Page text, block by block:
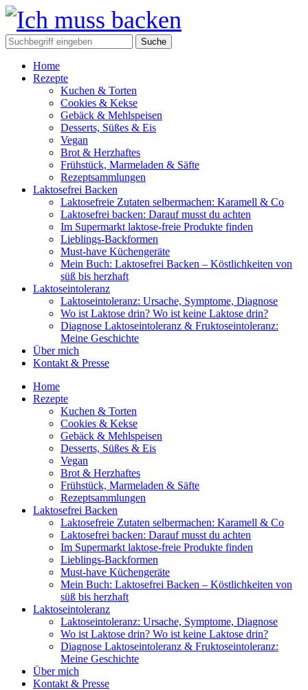
Home
Rezepte
Kuchen & Torten
Cookies & Kekse
Gebäck & Mehlspeisen
Desserts, Süßes & Eis
Vegan
Brot & Herzhaftes
Frühstück, Marmeladen & Säfte
Rezeptsammlungen
Laktosefrei Backen
Laktosefreie Zutaten selbermachen: Karamell & Co
Laktosefrei backen: Darauf musst du achten
Im Supermarkt laktose-freie Produkte finden
Lieblings-Backformen
Must-have Küchengeräte
Mein Buch: Laktosefrei Backen – Köstlichkeiten von
süß bis herzhaft
Laktoseintoleranz
Laktoseintoleranz: Ursache, Symptome, Diagnose
Wo ist Laktose drin? Wo ist keine Laktose drin?
Diagnose Laktoseintoleranz & Fruktoseintoleranz:
Meine Geschichte
Über mich
Kontakt & Presse
Home
Rezepte
Kuchen & Torten
Cookies & Kekse
Gebäck & Mehlspeisen
Desserts, Süßes & Eis
Vegan
Brot & Herzhaftes
Frühstück, Marmeladen & Säfte
Rezeptsammlungen
Laktosefrei Backen
Laktosefreie Zutaten selbermachen: Karamell & Co
Laktosefrei backen: Darauf musst du achten
Im Supermarkt laktose-freie Produkte finden
Lieblings-Backformen
Must-have Küchengeräte
Mein Buch: Laktosefrei Backen – Köstlichkeiten von
süß bis herzhaft
Laktoseintoleranz
Laktoseintoleranz: Ursache, Symptome, Diagnose
Wo ist Laktose drin? Wo ist keine Laktose drin?
Diagnose Laktoseintoleranz & Fruktoseintoleranz:
Meine Geschichte
Über mich
Kontakt & Presse